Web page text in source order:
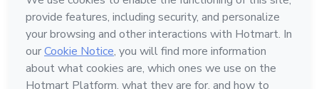
Conheça a Hotmart